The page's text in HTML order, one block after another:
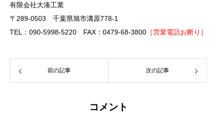
有限会社大湊工業
〒289-0503 千葉県旭市溝原778-1
TEL：090-5998-5220 FAX：0479-68-3800 ［営業電話お断り］
前の記事 次の記事
コメント